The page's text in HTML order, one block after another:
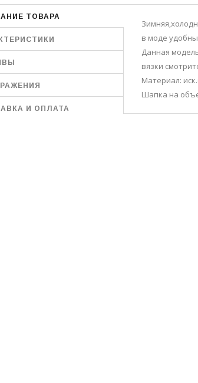
ТОВАРА
И ОПЛАТА
в моде
Данная
вязки
Материал:
Шапка на